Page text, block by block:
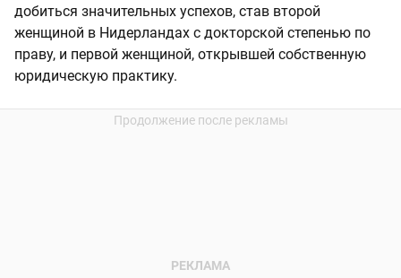
добиться значительных успехов, став второй
женщиной в Нидерландах с докторской степенью по
праву, и первой женщиной, открывшей собственную
юридическую практику.